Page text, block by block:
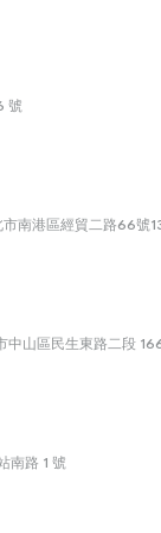
號
市南港區經貿二路66號
中山區民生東路二段
南路 1 號